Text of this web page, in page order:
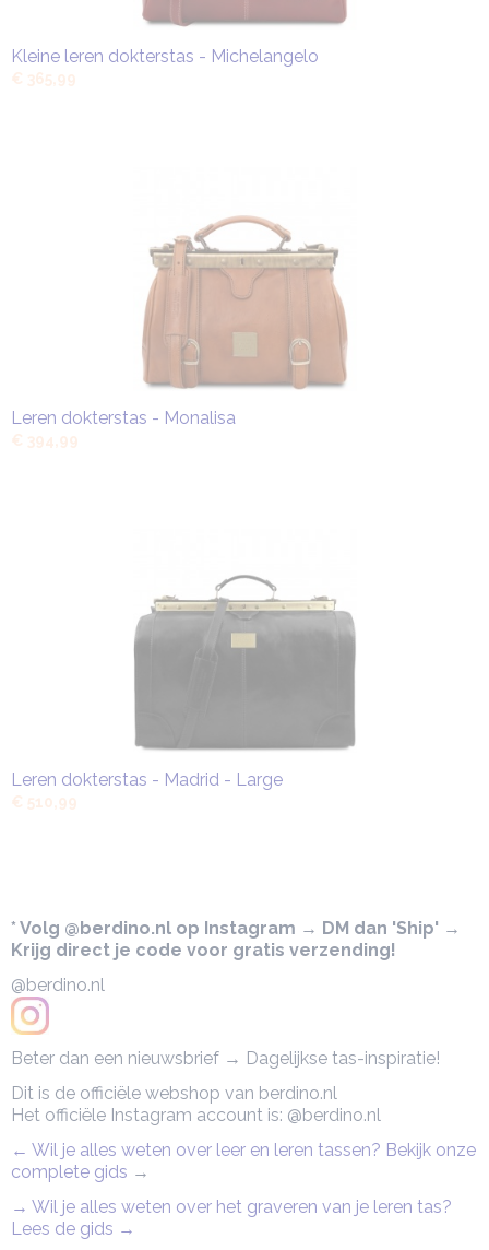
Kleine leren dokterstas - Michelangelo
€ 365,99
Leren dokterstas - Monalisa
€ 394,99
Leren dokterstas - Madrid - Large
€ 510,99
* Volg @berdino.nl op Instagram → DM dan 'Ship' →
Krijg direct je code voor gratis verzending!
@berdino.nl
Beter dan een nieuwsbrief → Dagelijkse tas-inspiratie!
Dit is de officiële webshop van berdino.nl
Het officiële Instagram account is: @berdino.nl
← Wil je alles weten over leer en leren tassen? Bekijk onze
complete gids →
→ Wil je alles weten over het graveren van je leren tas?
Lees de gids →